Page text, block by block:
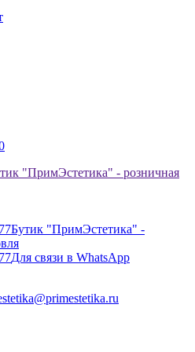
"ПримЭстетика" - розничная
Бутик "ПримЭстетика" -
Для связи в WhatsApp